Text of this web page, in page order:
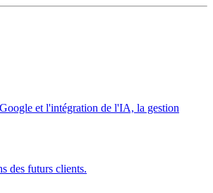
et l'intégration de l'IA, la gestion
des futurs clients.